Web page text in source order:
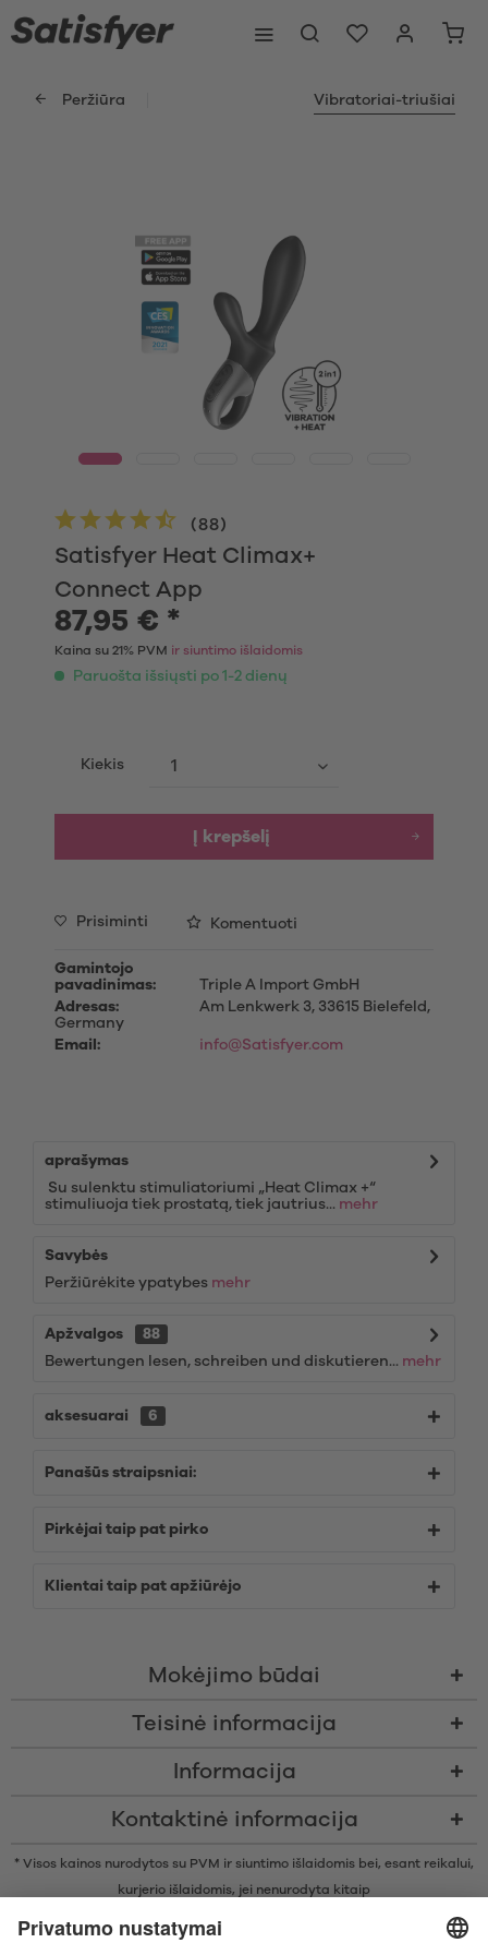
Peržiūra Vibratoriai-triušiai
Satisfyer Heat Climax+
Connect App
(88)
87,95 € *
Kaina su 21% PVM ir siuntimo išlaidomis
Paruošta išsiųsti po 1-2 dienų
Kiekis
Į krepšelį
Prisiminti Komentuoti
Gamintojo
pavadinimas:
Triple A Import GmbH
Adresas:
Am Lenkwerk 3, 33615 Bielefeld,
Germany
Email:
info@Satisfyer.com
aprašymas
Su sulenktu stimuliatoriumi „Heat Climax +“
stimuliuoja tiek prostatą, tiek jautrius... mehr
Savybės
Peržiūrėkite ypatybes mehr
Apžvalgos
88
Bewertungen lesen, schreiben und diskutieren... mehr
aksesuarai 6
Panašūs straipsniai:
Pirkėjai taip pat pirko
Klientai taip pat apžiūrėjo
Mokėjimo būdai
Teisinė informacija
Informacija
Kontaktinė informacija
* Visos kainos nurodytos su PVM ir siuntimo išlaidomis bei, esant reikalui,
kurjerio išlaidomis, jei nenurodyta kitaip
* Žodinis prekių ženklas Bluetooth® ir logotipai yra registruoti „Bluetooth
SIG, Inc.“ prekių ženklai ir bet koks tokių prekių ženklų naudojimas